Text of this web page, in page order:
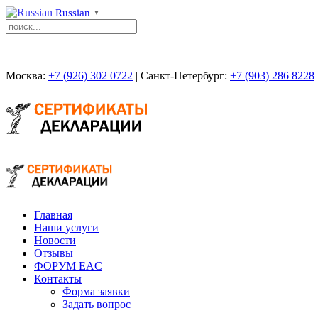
Russian ▼
Москва: +7 (926) 302 0722 | Санкт-Петербург: +7 (903) 286 8228
Главная
Наши услуги
Новости
Отзывы
ФОРУМ EAC
Контакты
Форма заявки
Задать вопрос